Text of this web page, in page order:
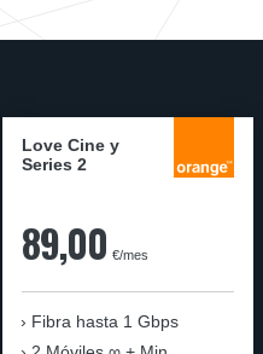
Love Cine y
Series 2
89,00 €/mes
Fibra hasta 1 Gbps